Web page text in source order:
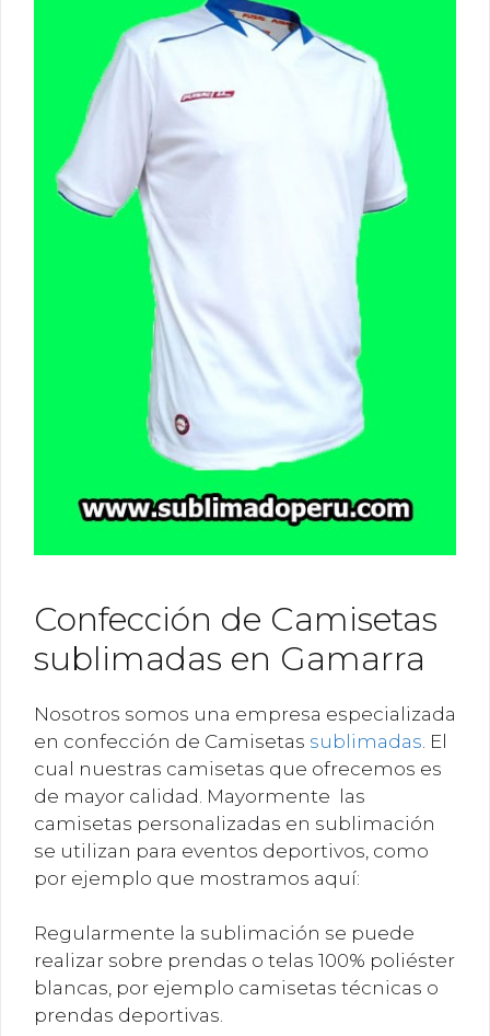
Confección de Camisetas
sublimadas en Gamarra
Nosotros somos una empresa especializada
en confección de Camisetas sublimadas . El
cual nuestras camisetas que ofrecemos es
de mayor calidad. Mayormente las
camisetas personalizadas en sublimación
se utilizan para eventos deportivos, como
por ejemplo que mostramos aquí:
Regularmente la sublimación se puede
realizar sobre prendas o telas 100% poliéster
blancas, por ejemplo camisetas técnicas o
prendas deportivas.